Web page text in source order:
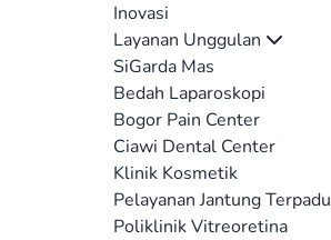
Inovasi
Layanan Unggulan
SiGarda Mas
Bedah Laparoskopi
Bogor Pain Center
Ciawi Dental Center
Klinik Kosmetik
Pelayanan Jantung Terpadu
Poliklinik Vitreoretina